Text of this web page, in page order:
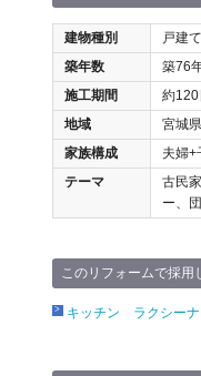
建物種別
戸建て
築年数
築76
施工期間
約120
地域
宮城県
家族構成
夫婦+
テーマ
古民
ー、
このリフォームで採用
キッチン ラクシーナ